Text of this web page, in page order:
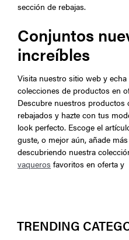
sección de rebajas.
Conjuntos
increíbles
Visita nuestro sitio web y
colecciones de productos en
Descubre nuestros
rebajados y hazte con tus
look perfecto. Escoge el
guste, o mejor aún, añade
descubriendo nuestra
vaqueros favoritos en oferta y
TRENDING